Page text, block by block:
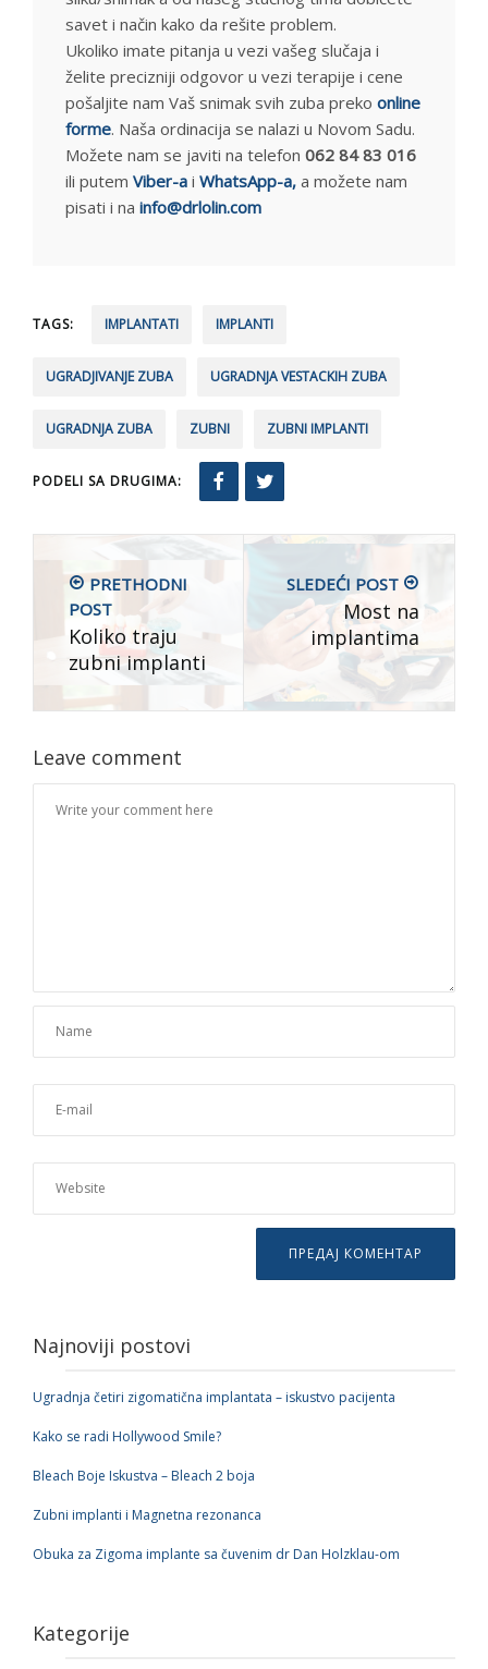
savet i način kako da rešite problem.
Ukoliko imate pitanja u vezi vašeg slučaja i
želite precizniji odgovor u vezi terapije i cene
pošaljite nam Vaš snimak svih zuba preko online
forme. Naša ordinacija se nalazi u Novom Sadu.
Možete nam se javiti na telefon 062 84 83 016
ili putem Viber-a i WhatsApp-a, a možete nam
pisati i na info@drlolin.com
TAGS: IMPLANTATI IMPLANTI
UGRADJIVANJE ZUBA UGRADNJA VESTACKIH ZUBA
UGRADNJA ZUBA ZUBNI ZUBNI IMPLANTI
PODELI SA DRUGIMA:
PRETHODNI
POST
Koliko traju
zubni implanti
SLEDEĆI POST
Most na
implantima
Leave comment
Najnoviji postovi
Ugradnja četiri zigomatična implantata – iskustvo pacijenta
Kako se radi Hollywood Smile?
Bleach Boje Iskustva – Bleach 2 boja
Zubni implanti i Magnetna rezonanca
Obuka za Zigoma implante sa čuvenim dr Dan Holzklau-om
Kategorije